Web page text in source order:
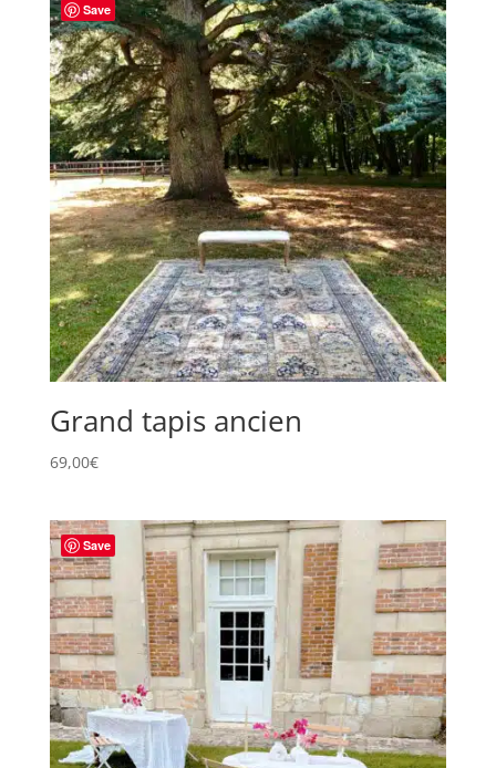
Save
Grand tapis ancien
69,00€
Save